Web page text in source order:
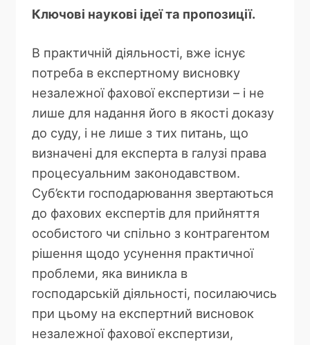
Ключові наукові ідеї та пропозиції.
В практичній діяльності, вже існує
потреба в експертному висновку
незалежної фахової експертизи – і не
лише для надання його в якості доказу
до суду, і не лише з тих питань, що
визначені для експерта в галузі права
процесуальним законодавством.
Суб’єкти господарювання звертаються
до фахових експертів для прийняття
особистого чи спільно з контрагентом
рішення щодо усунення практичної
проблеми, яка виникла в
господарській діяльності, посилаючись
при цьому на експертний висновок
незалежної фахової експертизи,